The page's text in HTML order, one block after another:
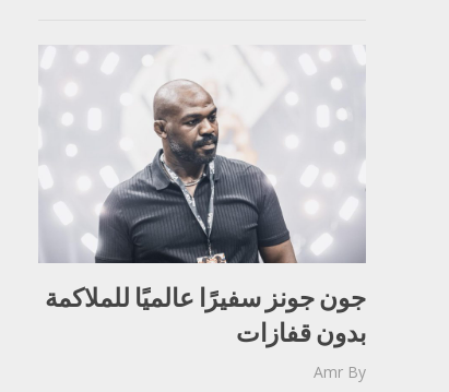
جون جونز سفيرًا عالميًا للملاكمة
بدون قفازات
By
Amr